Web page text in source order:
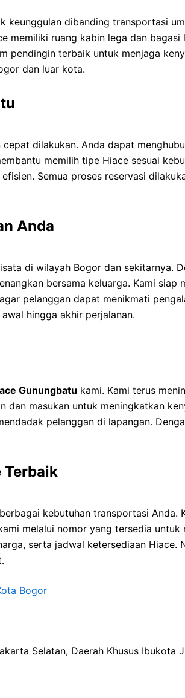
keunggulan dibanding transportasi
memiliki ruang kabin lega dan
pendingin terbaik untuk menjaga
dan luar kota.
cepat dilakukan. Anda dapat
memilih tipe Hiace sesuai
Semua proses reservasi
Anda
di wilayah Bogor dan sekitarnya.
bersama keluarga. Kami siap
pelanggan dapat menikmati
hingga akhir perjalanan.
Gunungbatu kami. Kami terus
dan masukan untuk meningkatkan
pelanggan di lapangan.
Terbaik
kebutuhan transportasi Anda.
melalui nomor yang tersedia untuk
serta jadwal ketersediaan Hiace.
Bogor
Selatan, Daerah Khusus Ibukota